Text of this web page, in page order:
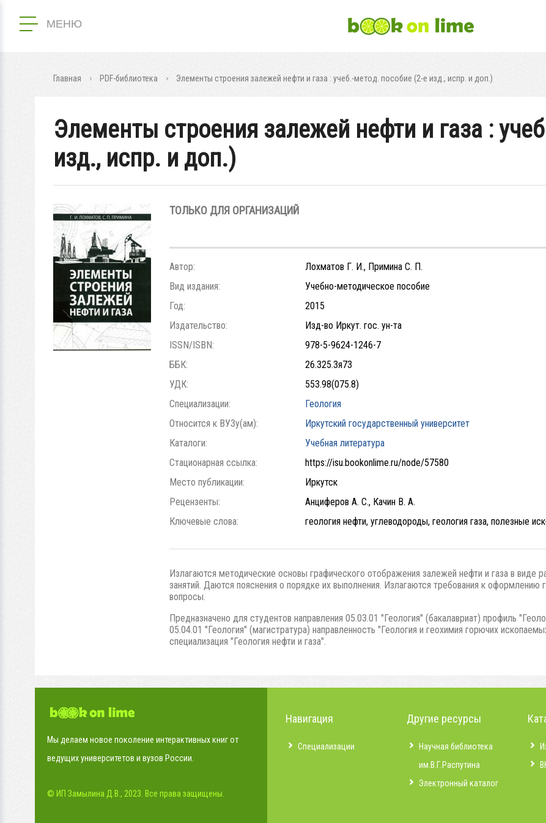
МЕНЮ
Главная PDF-библиотека Элементы строения залежей нефти и газа : учеб.-метод. пособие (2-е изд., испр. и доп.)
Элементы строения залежей нефти и газа :
изд., испр. и доп.)
ТОЛЬКО ДЛЯ ОРГАНИЗАЦИЙ
Автор:
Лохматов Г. И., Примина С. П.
Вид издания:
Учебно-методическое пособие
Год:
2015
Издательство:
Изд-во Иркут. гос. ун-та
ISSN/ISBN:
978-5-9624-1246-7
ББК:
26.325.3я73
УДК:
553.98(075.8)
Специализации:
Геология
Относится к ВУЗу(ам):
Иркутский государственный университет
Каталоги:
Учебная литература
Стационарная ссылка:
https://isu.bookonlime.ru/node/57580
Место публикации:
Иркутск
Рецензенты:
Анциферов А. С., Качин В. А.
Ключевые слова:
геология нефти, углеводороды, геология газа, полезные
Излагаются методические основы графического отображения залежей нефти и газа в виде
занятий. Даются пояснения о порядке их выполнения. Излагаются требования к оформлению
вопросы.
Предназначено для студентов направления 05.03.01 "Геология" (бакалавриат) профиль
05.04.01 "Геология" (магистратура) направленность "Геология и геохимия горючих
специализация "Геология нефти и газа".
Мы делаем новое поколение интерактивных книг от
ведущих университетов и вузов России.
© ИП Замылина Д.В., 2023. Все права защищены.
Навигация
Специализации
Другие ресурсы
Научная библиотека
им.В.Г.Распутина
Электронный каталог